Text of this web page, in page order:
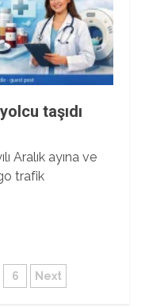
taşıdı
Aralık ayına ve
trafik
6 Next